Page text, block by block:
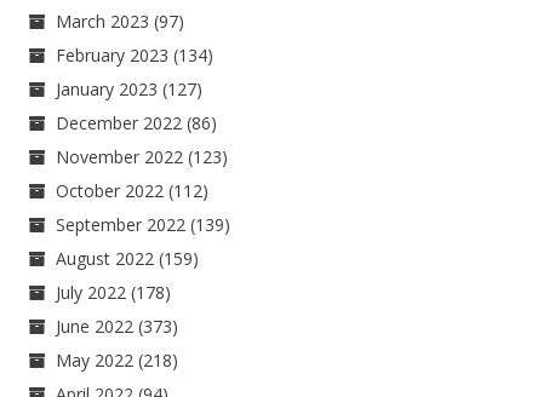
March 2023 (97)
February 2023 (134)
January 2023 (127)
December 2022 (86)
November 2022 (123)
October 2022 (112)
September 2022 (139)
August 2022 (159)
July 2022 (178)
June 2022 (373)
May 2022 (218)